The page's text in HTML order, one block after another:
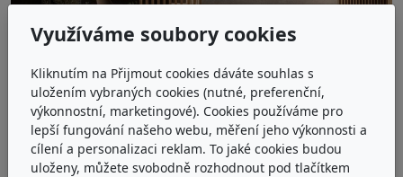
Využíváme soubory cookies
Kliknutím na Přijmout cookies dáváte souhlas s
uložením vybraných cookies (nutné, preferenční,
výkonnostní, marketingové). Cookies používáme pro
lepší fungování našeho webu, měření jeho výkonnosti a
cílení a personalizaci reklam. To jaké cookies budou
uloženy, můžete svobodně rozhodnout pod tlačítkem